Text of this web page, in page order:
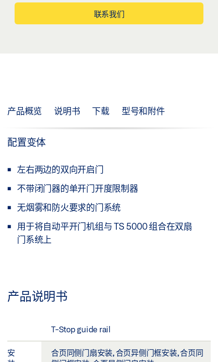
联系我们
产品概览 说明书 下载 型号和附件
配置变体
左右两边的双向开启门
不带闭门器的单开门开度限制器
无烟雾和防火要求的门系统
用于将自动平开门机组与 TS 5000 组合在双扇
门系统上
产品说明书
T-Stop guide rail
安
合页同侧门扇安装, 合页异侧门框安装, 合页同